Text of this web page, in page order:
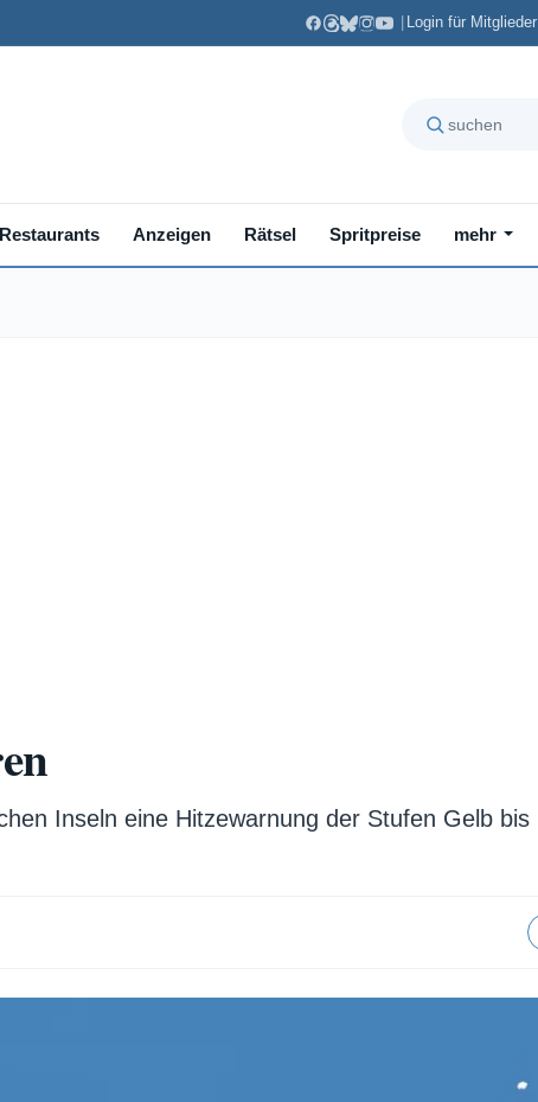
Login für Mitglieder
Restaurants Anzeigen Rätsel Spritpreise mehr
Inseln eine Hitzewarnung der Stufen Gelb bis